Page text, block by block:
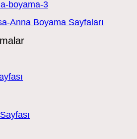
Anna Boyama Sayfaları